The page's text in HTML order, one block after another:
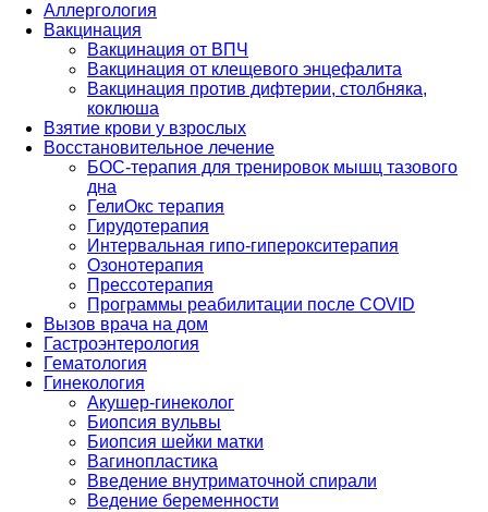
Аллергология
Вакцинация
Вакцинация от ВПЧ
Вакцинация от клещевого энцефалита
Вакцинация против дифтерии, столбняка,
коклюша
Взятие крови у взрослых
Восстановительное лечение
БОС-терапия для тренировок мышц тазового
дна
ГелиОкс терапия
Гирудотерапия
Интервальная гипо-гиперокситерапия
Озонотерапия
Прессотерапия
Программы реабилитации после СOVID
Вызов врача на дом
Гастроэнтерология
Гематология
Гинекология
Акушер-гинеколог
Биопсия вульвы
Биопсия шейки матки
Вагинопластика
Введение внутриматочной спирали
Ведение беременности